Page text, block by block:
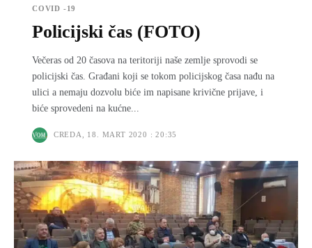
COVID -19
Policijski čas (FOTO)
Večeras od 20 časova na teritoriji naše zemlje sprovodi se
policijski čas. Građani koji se tokom policijskog časa nađu na
ulici a nemaju dozvolu biće im napisane krivične prijave, i
biće sprovedeni na kućne...
CREDA, 18. MART 2020 : 20:35